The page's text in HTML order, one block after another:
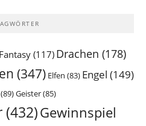
(117) Drachen (178)
(347) Elfen (83) Engel (149)
(89)Geister(85)
(432)Gewinnspiel